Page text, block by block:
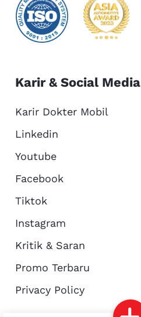
Reservasi
Karir & Social Media
Karir Dokter Mobil
Linkedin
Youtube
Facebook
Tiktok
Instagram
Kritik & Saran
Promo Terbaru
Privacy Policy